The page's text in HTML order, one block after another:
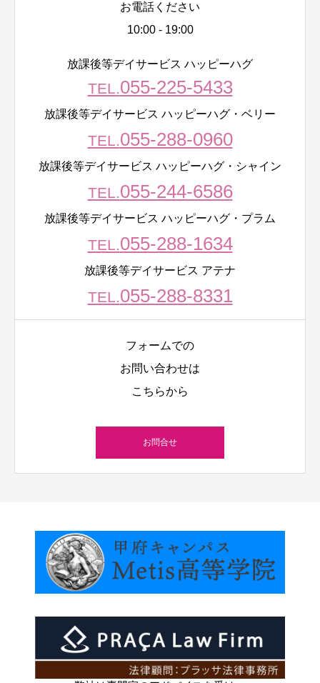
お電話ください
10:00 - 19:00
放課後等デイサービス ハッピーハグ
TEL.055-225-5433
放課後等デイサービス ハッピーハグ・ベリー
TEL.055-288-0960
放課後等デイサービス ハッピーハグ・シャイン
TEL.055-244-6586
放課後等デイサービス ハッピーハグ・プラム
TEL.055-288-1634
放課後等デイサービス アテナ
TEL.055-288-8331
フォームでの
お問い合わせは
こちらから
お問合せ